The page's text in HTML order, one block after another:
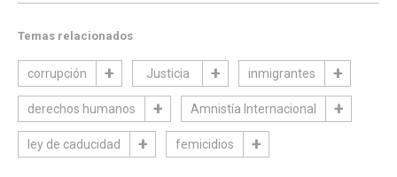
Temas relacionados
corrupción Justicia inmigrantes
derechos humanos Amnistía Internacional
ley de caducidad femicidios